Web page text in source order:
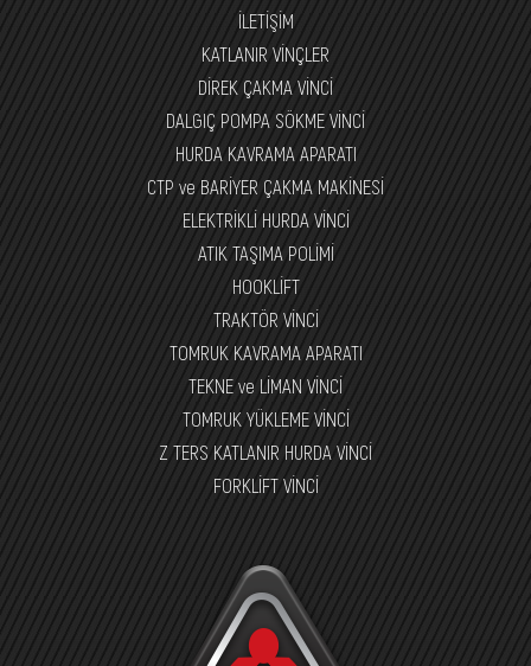
İLETİŞİM
KATLANIR VİNÇLER
DİREK ÇAKMA VİNCİ
DALGIÇ POMPA SÖKME VİNCİ
HURDA KAVRAMA APARATI
CTP ve BARİYER ÇAKMA MAKİNESİ
ELEKTRİKLİ HURDA VİNCİ
ATIK TAŞIMA POLİMİ
HOOKLİFT
TRAKTÖR VİNCİ
TOMRUK KAVRAMA APARATI
TEKNE ve LİMAN VİNCİ
TOMRUK YÜKLEME VİNCİ
Z TERS KATLANIR HURDA VİNCİ
FORKLİFT VİNCİ